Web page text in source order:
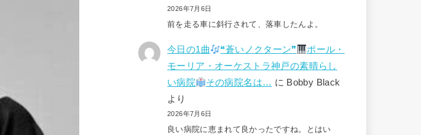
2026年7月6日
前を走る車に斜行されて、落車したんよ。
今日の1曲 ❝蒼いノクターン❞
ポール・
モーリア・オーケストラ神戸の素晴らし
い病院
その病院名は… に Bobby Black
より
2026年7月6日
良い病院に恵まれて良かったですね。とはい